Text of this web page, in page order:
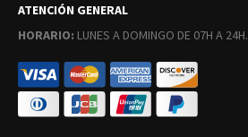
ATENCIÓN GENERAL
HORARIO: LUNES A DOMINGO DE 07H A 24H.